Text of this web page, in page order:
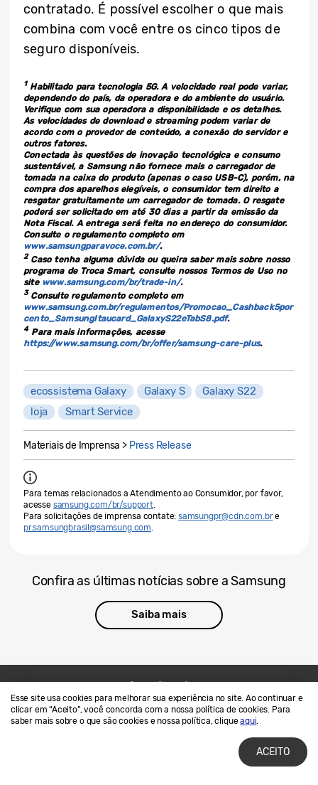
Esse site usa cookies para melhorar sua experiência no site. Ao continuar e
clicar em “Aceito”, você concorda com a nossa política de cookies. Para
saber mais sobre o que são cookies e nossa política, cliqueaqui.
ACEITO
contratado. É possível escolher o que mais
combina com você entre os cinco tipos de
seguro disponíveis.
1 Habilitado para tecnologia 5G. A velocidade real pode variar,
dependendo do país, da operadora e do ambiente do usuário.
Verifique com sua operadora a disponibilidade e os detalhes.
As velocidades de download e streaming podem variar de
acordo com o provedor de conteúdo, a conexão do servidor e
outros fatores.
Conectada às questões de inovação tecnológica e consumo
sustentável, a Samsung não fornece mais o carregador de
tomada na caixa do produto (apenas o caso USB-C), porém, na
compra dos aparelhos elegíveis, o consumidor tem direito a
resgatar gratuitamente um carregador de tomada. O resgate
poderá ser solicitado em até 30 dias a partir da emissão da
Nota Fiscal. A entrega será feita no endereço do consumidor.
Consulte o regulamento completo em
www.samsungparavoce.com.br/.
2Caso tenha alguma dúvida ou queira saber mais sobre nosso
programa de Troca Smart, consulte nossos Termos de Uso no
site www.samsung.com/br/trade-in/.
3Consulte regulamento completo em
www.samsung.com.br/regulamentos/Promocao_Cashback5por
cento_SamsungItaucard_GalaxyS22eTabS8.pdf.
4Para mais informações, acesse
https://www.samsung.com/br/offer/samsung-care-plus.
ecossistema Galaxy Galaxy S
Galaxy S22
loja
Smart Service
Materiais de Imprensa > Press Release
Para temas relacionados a Atendimento ao Consumidor, por favor,
acesse samsung.com/br/support.
Para solicitações de imprensa contate: samsungpr@cdn.com.bre
pr.samsungbrasil@samsung.com
Confira as últimas notícias sobre a Samsung
Saiba mais
Contato
SAMSUNG.COM
Termos de Uso
Privacidade e Cookies